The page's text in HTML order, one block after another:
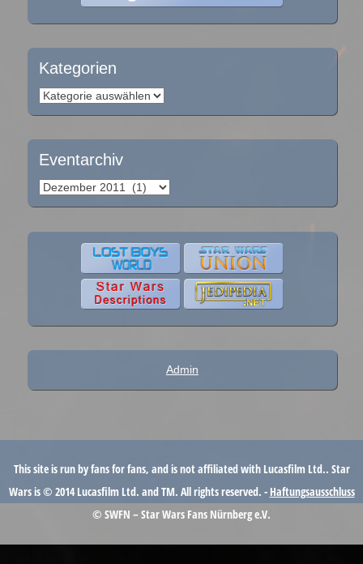
Kategorien
Kategorien
Eventarchiv
Eventarchiv
Admin
This site is run by fans for fans, and is not affiliated with Lucasfilm Ltd.. Star
Wars is © 2014 Lucasfilm Ltd. and TM. All rights reserved. - Haftungsausschluss
© SWFN – Star Wars Fans Nürnberg e.V.